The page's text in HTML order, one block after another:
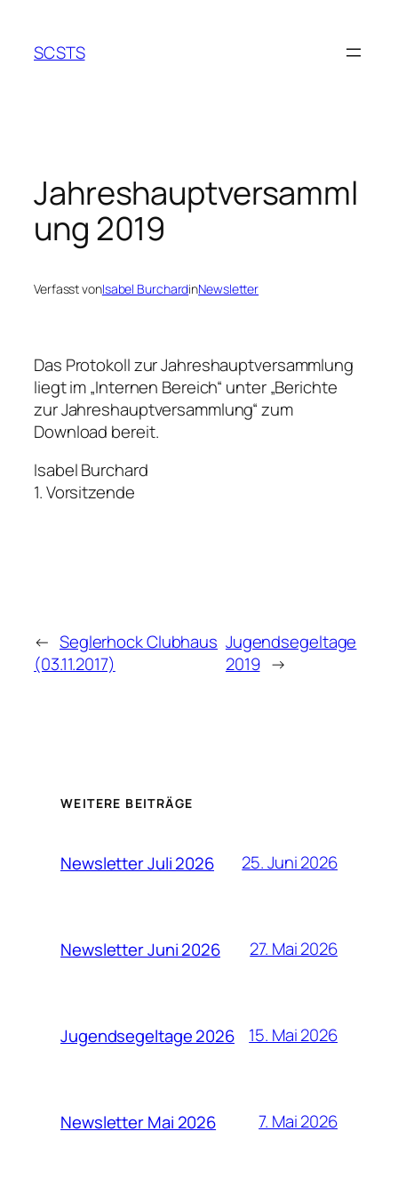
springen
SCSTS
Jahreshauptversamml
ung 2019
Verfasst vonIsabel BurchardinNewsletter
Das Protokoll zur Jahreshauptversammlung
liegt im „Internen Bereich“ unter „Berichte
zur Jahreshauptversammlung“ zum
Download bereit.
Isabel Burchard
1. Vorsitzende
← Seglerhock Clubhaus
(03.11.2017)
Jugendsegeltage
2019 →
WEITERE BEITRÄGE
Newsletter Juli 2026 25. Juni 2026
Newsletter Juni 2026 27. Mai 2026
Jugendsegeltage 2026 15. Mai 2026
Newsletter Mai 2026 7. Mai 2026